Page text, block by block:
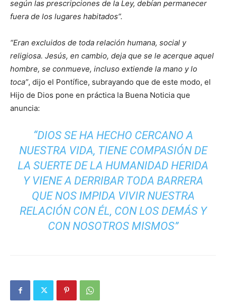
según las prescripciones de la Ley, debían permanecer
fuera de los lugares habitados”.
“Eran excluidos de toda relación humana, social y
religiosa. Jesús, en cambio, deja que se le acerque aquel
hombre, se conmueve, incluso extiende la mano y lo
toca”, dijo el Pontífice, subrayando que de este modo, el
Hijo de Dios pone en práctica la Buena Noticia que
anuncia:
“DIOS SE HA HECHO CERCANO A
NUESTRA VIDA, TIENE COMPASIÓN DE
LA SUERTE DE LA HUMANIDAD HERIDA
Y VIENE A DERRIBAR TODA BARRERA
QUE NOS IMPIDA VIVIR NUESTRA
RELACIÓN CON ÉL, CON LOS DEMÁS Y
CON NOSOTROS MISMOS”